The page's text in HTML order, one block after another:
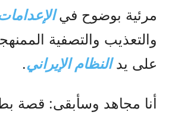
مرئية بوضوح في
والتعذيب والتصفية
على يدالنظام الإيراني.
أنا مجاهد وسأبقى: قصة